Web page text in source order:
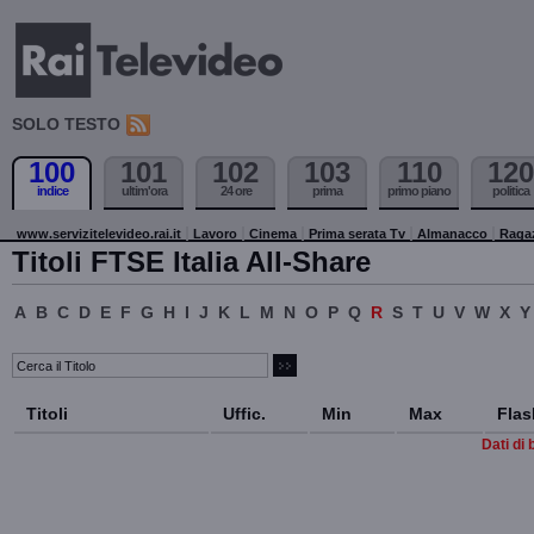
SOLO TESTO
100
indice
101
ultim'ora
102
24 ore
103
prima
110
primo piano
120
politica
www.servizitelevideo.rai.it Lavoro Cinema Prima serata Tv Almanacco
Titoli FTSE Italia All-Share
A B C D E F G H I J K L M N O P Q R S T U V W X Y
Titoli Uffic. Min Max
Dati di